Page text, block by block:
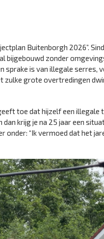
Buitenborgh 2026”.
bijgebouwd zonder
is van illegale serres,
zulke grote overtredingen
toe dat hijzelf een
krijg je na 25 jaar een
onder: “Ik vermoed dat het